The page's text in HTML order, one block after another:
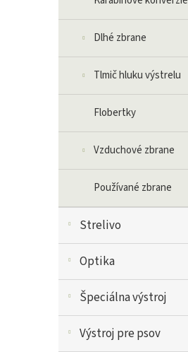
Dlhé zbrane
Tlmič hluku výstrelu
Flobertky
Vzduchové zbrane
Používané zbrane
Strelivo
Optika
Špeciálna výstroj
Výstroj pre psov